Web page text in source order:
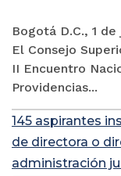
Bogotá D.C., 1
El Consejo
II Encuentro
Providencias...
145 aspirantes
de directora o
administración